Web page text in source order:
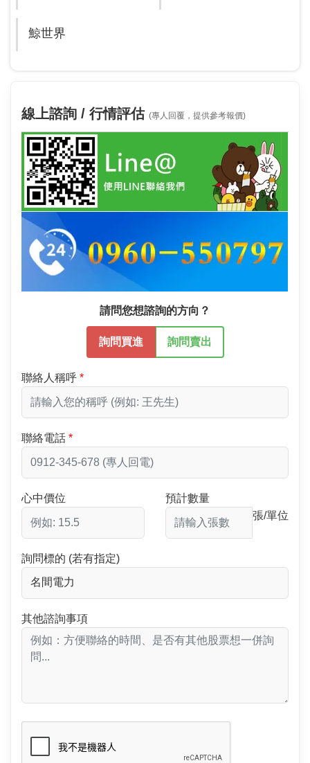
鯨世界
線上諮詢 / 行情評估 (專人回覆，提供參考報價)
請問您想諮詢的方向？
詢問買進 詢問賣出
聯絡人稱呼
聯絡電話
心中價位
預計數量
張/單位
詢問標的 (若有指定)
其他諮詢事項